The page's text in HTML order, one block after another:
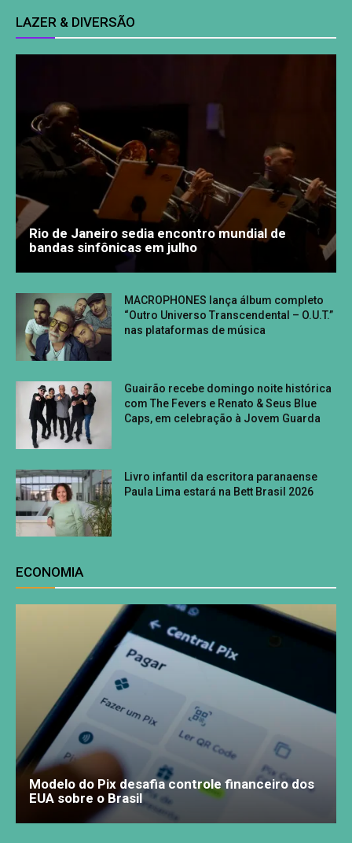
LAZER & DIVERSÃO
Rio de Janeiro sedia encontro mundial de
bandas sinfônicas em julho
MACROPHONES lança álbum completo
“Outro Universo Transcendental – O.U.T.”
nas plataformas de música
Guairão recebe domingo noite histórica
com The Fevers e Renato & Seus Blue
Caps, em celebração à Jovem Guarda
Livro infantil da escritora paranaense
Paula Lima estará na Bett Brasil 2026
ECONOMIA
Modelo do Pix desafia controle financeiro dos
EUA sobre o Brasil